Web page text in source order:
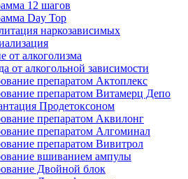
12 шагов
Day Top
наркозависимых
от алкоголизма
от алкогольной зависимости
препаратом Актоплекс
препаратом Витамерц Депо
Продетоксоном
препаратом Аквилонг
препаратом Алгоминал
препаратом Вивитрол
вшиванием ампулы
Двойной блок